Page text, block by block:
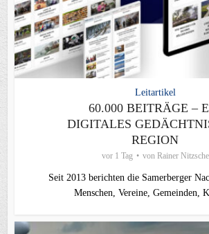
Leitartikel
60.000 BEITRÄGE –
DIGITALES
REGION
vor 1 Tag von Rainer Nitzsche
Seit 2013 berichten die Samerberger
Menschen, Vereine, Gemeinden,